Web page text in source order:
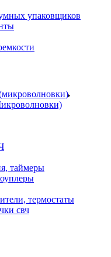
упаковщиков
таймеры
термостаты
свч